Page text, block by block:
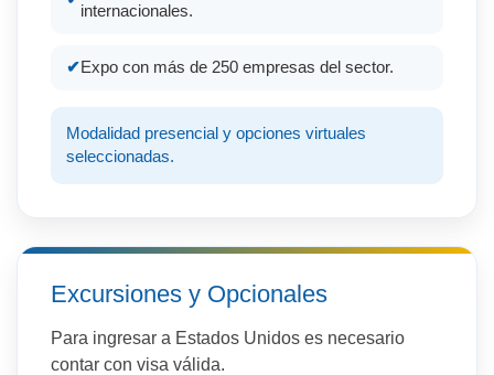
internacionales.
Expo con más de 250 empresas del sector.
Modalidad presencial y opciones virtuales
seleccionadas.
Excursiones y Opcionales
Para ingresar a Estados Unidos es necesario
contar con visa válida.